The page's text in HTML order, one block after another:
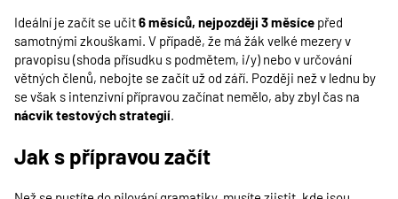
Ideální je začít se učit6 měsíců, nejpozději 3 měsíce před
samotnými zkouškami. V případě, že má žák velké mezery v
pravopisu (shoda přísudku s podmětem, i/y) nebo v určování
větných členů, nebojte se začít už od září. Později než v lednu by
se však s intenzivní přípravou začínat nemělo, aby zbyl čas na
nácvik testových strategií.
Jak s přípravou začít